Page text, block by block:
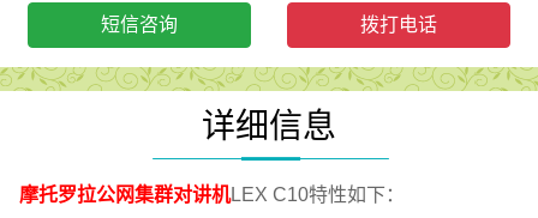
短信咨询 拨打电话
详细信息
摩托罗拉公网集群对讲机LEX C10特性如下：